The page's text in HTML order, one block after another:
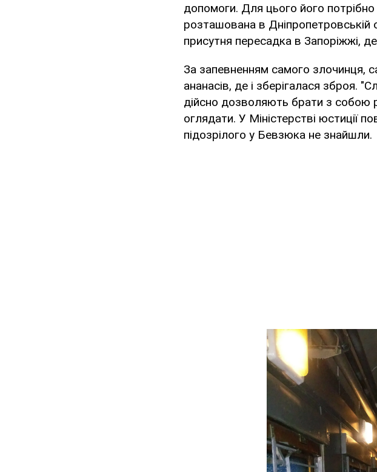
допомоги. Для цього його
розташована в
присутня пересадка в Запоріжжі,
За запевненням самого злочинця,
ананасів, де і зберігалася зброя.
дійсно дозволяють брати з собою
оглядати. У Міністерстві юстиції
підозрілого у Бевзюка не знайшли.